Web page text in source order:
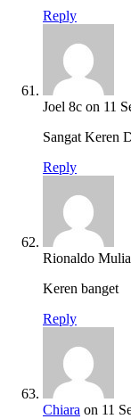
Reply
Joel 8c on 11
Sangat Keren
Reply
Rionaldo
Keren banget
Reply
Chiara on 11